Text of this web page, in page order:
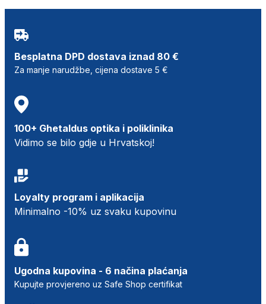
Besplatna DPD dostava iznad 80 €
Za manje narudžbe, cijena dostave 5 €
100+ Ghetaldus optika i poliklinika
Vidimo se bilo gdje u Hrvatskoj!
Loyalty program i aplikacija
Minimalno -10% uz svaku kupovinu
Ugodna kupovina - 6 načina plaćanja
Kupujte provjereno uz Safe Shop certifikat